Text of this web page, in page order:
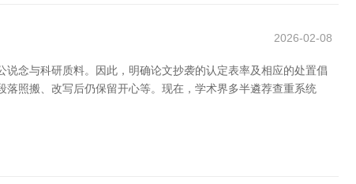
2026-02-08
念与科研质料。因此，明确论文抄袭的认定表率及相应的处置倡
照搬、改写后仍保留开心等。现在，学术界多半遴荐查重系统